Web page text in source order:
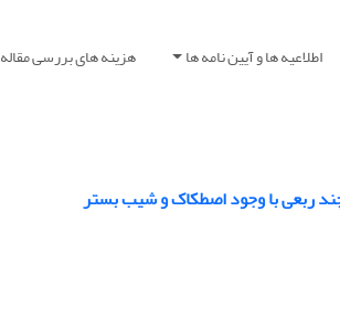
اطلاعیه ها و آیین نامه ها هزینه های بررسی مقاله
ربعی با وجود اصطکاک و شیب بستر